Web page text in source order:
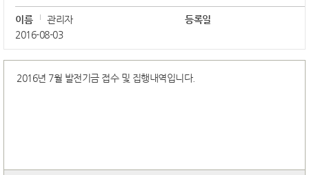
이름 관리자
등록일
2016-08-03
2016년 7월 발전기금 접수 및 집행내역입니다.